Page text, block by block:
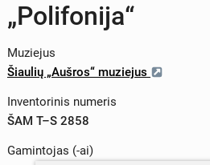
„Polifonija“
Muziejus
Šiaulių „Aušros“ muziejus
Inventorinis numeris
ŠAM T–S 2858
Gamintojas (-ai)